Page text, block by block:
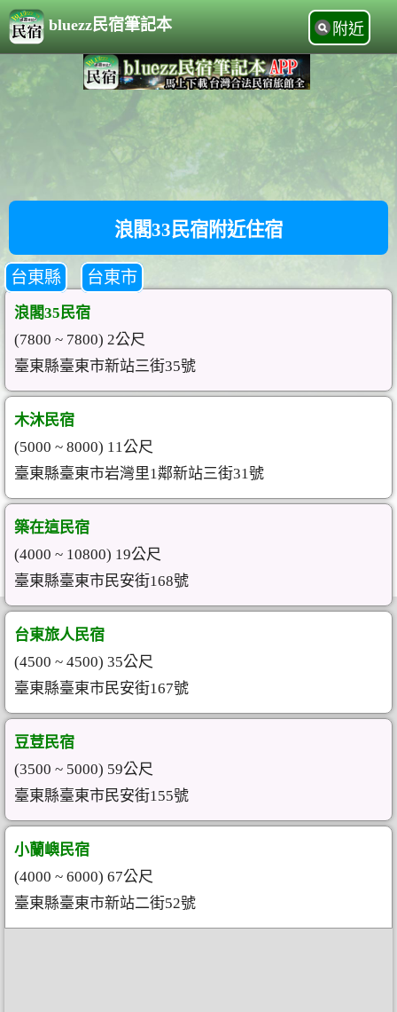
bluezz民宿筆記本 附近
浪閣33民宿附近住宿
台東縣 台東市
浪閣35民宿
(7800 ~ 7800) 2公尺
臺東縣臺東市新站三街35號
木沐民宿
(5000 ~ 8000) 11公尺
臺東縣臺東市岩灣里1鄰新站三街31號
築在這民宿
(4000 ~ 10800) 19公尺
臺東縣臺東市民安街168號
台東旅人民宿
(4500 ~ 4500) 35公尺
臺東縣臺東市民安街167號
豆荳民宿
(3500 ~ 5000) 59公尺
臺東縣臺東市民安街155號
小蘭嶼民宿
(4000 ~ 6000) 67公尺
臺東縣臺東市新站二街52號